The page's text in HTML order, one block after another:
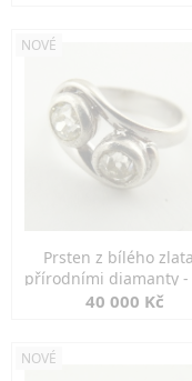
NOVÉ
Prsten z bílého
přírodními diamanty -
ct
40 000 Kč
NOVÉ